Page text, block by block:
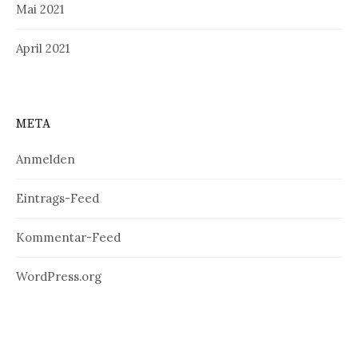
Mai 2021
April 2021
META
Anmelden
Eintrags-Feed
Kommentar-Feed
WordPress.org